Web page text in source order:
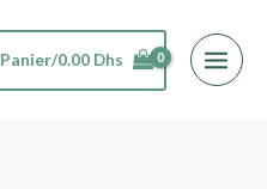
Panier/0.00 Dhs